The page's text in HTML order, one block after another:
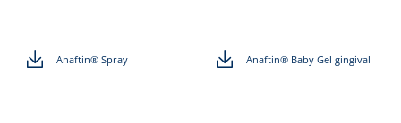
Anaftin® Spray Anaftin® Baby Gel gingival